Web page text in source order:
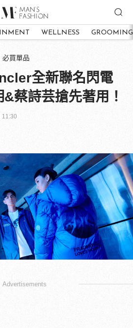
WELLNESS GROOMING
必買單品
全新聯名閃電
蔡詩芸搶先著用！
11:30
Advertisements